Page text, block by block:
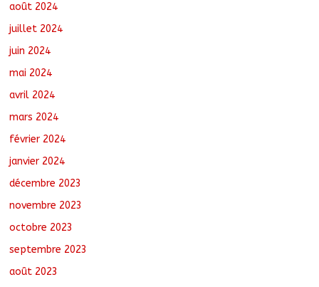
août 2024
juillet 2024
juin 2024
mai 2024
avril 2024
mars 2024
février 2024
janvier 2024
décembre 2023
novembre 2023
octobre 2023
septembre 2023
août 2023